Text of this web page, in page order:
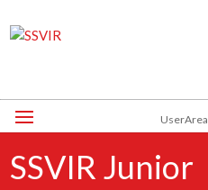
UserArea
SSVIR Junior